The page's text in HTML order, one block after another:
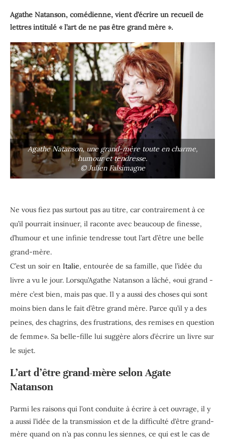
Agathe Natanson, comédienne, vient d’écrire un recueil de
lettres intitulé « l’art de ne pas être grand mère ».
Agathe Natanson, une grand-mère toute en charme,
humour et tendresse.
© Julien Falsimagne
Ne vous fiez pas surtout pas au titre, car contrairement à ce
qu’il pourrait insinuer, il raconte avec beaucoup de finesse,
d’humour et une infinie tendresse tout l’art d’être une belle
grand-mère.
C’est un soir en Italie, entourée de sa famille, que l’idée du
livre a vu le jour. Lorsqu’Agathe Natanson a lâché, «oui grand -
mère c’est bien, mais pas que. Il y a aussi des choses qui sont
moins bien dans le fait d’être grand mère. Parce qu’il y a des
peines, des chagrins, des frustrations, des remises en question
de femme». Sa belle-fille lui suggère alors d’écrire un livre sur
le sujet.
L’art d’être grand-mère selon Agate
Natanson
Parmi les raisons qui l’ont conduite à écrire à cet ouvrage, il y
a aussi l’idée de la transmission et de la difficulté d’être grand-
mère quand on n’a pas connu les siennes, ce qui est le cas de